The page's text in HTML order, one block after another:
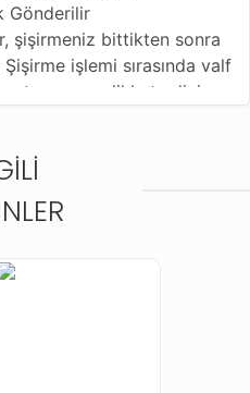
Gönderilir
şişirmeniz bittikten sonra
işlemi sırasında valf
dikkat ediniz .